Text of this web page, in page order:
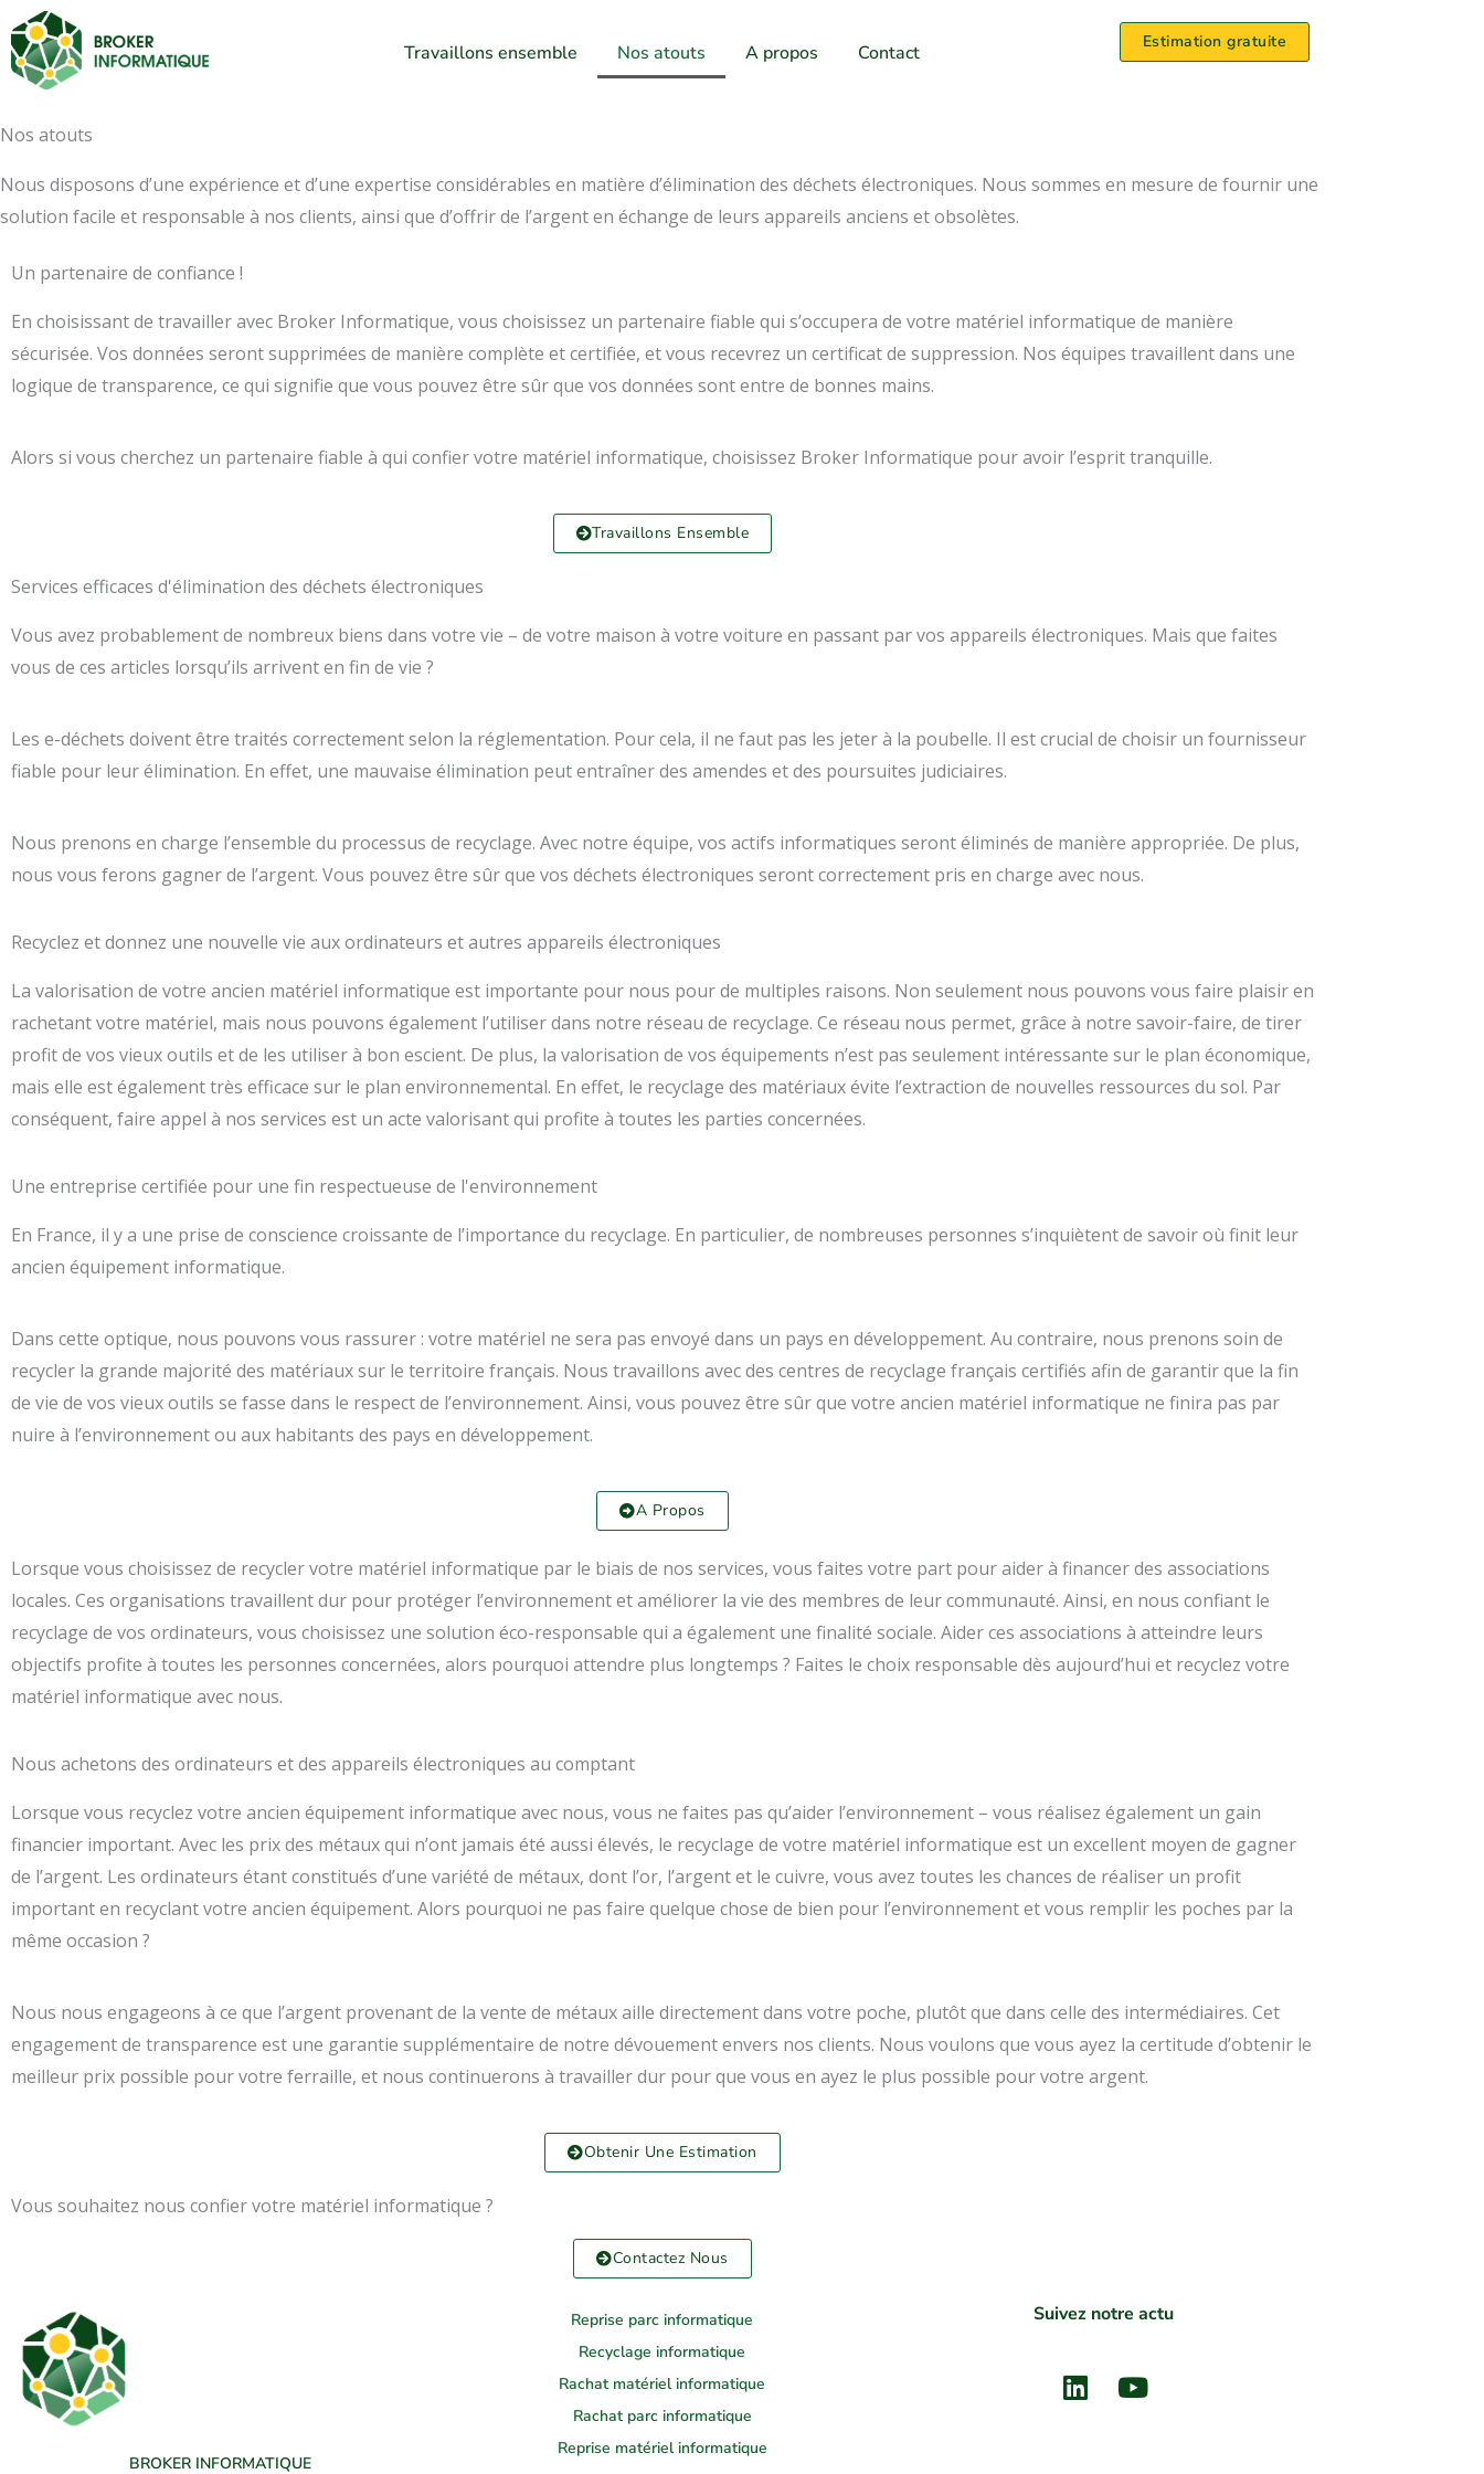
Aller
au
contenu
Travaillons ensemble Nos atouts A propos Contact Estimation gratuite
Nos atouts
Nous disposons d’une expérience et d’une expertise considérables en matière d’élimination des déchets électroniques. Nous sommes en mesure de fournir une
solution facile et responsable à nos clients, ainsi que d’offrir de l’argent en échange de leurs appareils anciens et obsolètes.
Un partenaire de confiance !
En choisissant de travailler avec Broker Informatique, vous choisissez un partenaire fiable qui s’occupera de votre matériel informatique de manière
sécurisée. Vos données seront supprimées de manière complète et certifiée, et vous recevrez un certificat de suppression. Nos équipes travaillent dans une
logique de transparence, ce qui signifie que vous pouvez être sûr que vos données sont entre de bonnes mains.
Alors si vous cherchez un partenaire fiable à qui confier votre matériel informatique, choisissez Broker Informatique pour avoir l’esprit tranquille.
Travaillons Ensemble
Services efficaces d'élimination des déchets électroniques
Vous avez probablement de nombreux biens dans votre vie – de votre maison à votre voiture en passant par vos appareils électroniques. Mais que faites
vous de ces articles lorsqu’ils arrivent en fin de vie ?
Les e-déchets doivent être traités correctement selon la réglementation. Pour cela, il ne faut pas les jeter à la poubelle. Il est crucial de choisir un fournisseur
fiable pour leur élimination. En effet, une mauvaise élimination peut entraîner des amendes et des poursuites judiciaires.
Nous prenons en charge l’ensemble du processus de recyclage. Avec notre équipe, vos actifs informatiques seront éliminés de manière appropriée. De plus,
nous vous ferons gagner de l’argent. Vous pouvez être sûr que vos déchets électroniques seront correctement pris en charge avec nous.
Recyclez et donnez une nouvelle vie aux ordinateurs et autres appareils électroniques
La valorisation de votre ancien matériel informatique est importante pour nous pour de multiples raisons. Non seulement nous pouvons vous faire plaisir en
rachetant votre matériel, mais nous pouvons également l’utiliser dans notre réseau de recyclage. Ce réseau nous permet, grâce à notre savoir-faire, de tirer
profit de vos vieux outils et de les utiliser à bon escient. De plus, la valorisation de vos équipements n’est pas seulement intéressante sur le plan économique,
mais elle est également très efficace sur le plan environnemental. En effet, le recyclage des matériaux évite l’extraction de nouvelles ressources du sol. Par
conséquent, faire appel à nos services est un acte valorisant qui profite à toutes les parties concernées.
Une entreprise certifiée pour une fin respectueuse de l'environnement
En France, il y a une prise de conscience croissante de l’importance du recyclage. En particulier, de nombreuses personnes s’inquiètent de savoir où finit leur
ancien équipement informatique.
Dans cette optique, nous pouvons vous rassurer : votre matériel ne sera pas envoyé dans un pays en développement. Au contraire, nous prenons soin de
recycler la grande majorité des matériaux sur le territoire français. Nous travaillons avec des centres de recyclage français certifiés afin de garantir que la fin
de vie de vos vieux outils se fasse dans le respect de l’environnement. Ainsi, vous pouvez être sûr que votre ancien matériel informatique ne finira pas par
nuire à l’environnement ou aux habitants des pays en développement.
A Propos
Lorsque vous choisissez de recycler votre matériel informatique par le biais de nos services, vous faites votre part pour aider à financer des associations
locales. Ces organisations travaillent dur pour protéger l’environnement et améliorer la vie des membres de leur communauté. Ainsi, en nous confiant le
recyclage de vos ordinateurs, vous choisissez une solution éco-responsable qui a également une finalité sociale. Aider ces associations à atteindre leurs
objectifs profite à toutes les personnes concernées, alors pourquoi attendre plus longtemps ? Faites le choix responsable dès aujourd’hui et recyclez votre
matériel informatique avec nous.
Nous achetons des ordinateurs et des appareils électroniques au comptant
Lorsque vous recyclez votre ancien équipement informatique avec nous, vous ne faites pas qu’aider l’environnement – vous réalisez également un gain
financier important. Avec les prix des métaux qui n’ont jamais été aussi élevés, le recyclage de votre matériel informatique est un excellent moyen de gagner
de l’argent. Les ordinateurs étant constitués d’une variété de métaux, dont l’or, l’argent et le cuivre, vous avez toutes les chances de réaliser un profit
important en recyclant votre ancien équipement. Alors pourquoi ne pas faire quelque chose de bien pour l’environnement et vous remplir les poches par la
même occasion ?
Nous nous engageons à ce que l’argent provenant de la vente de métaux aille directement dans votre poche, plutôt que dans celle des intermédiaires. Cet
engagement de transparence est une garantie supplémentaire de notre dévouement envers nos clients. Nous voulons que vous ayez la certitude d’obtenir le
meilleur prix possible pour votre ferraille, et nous continuerons à travailler dur pour que vous en ayez le plus possible pour votre argent.
Obtenir Une Estimation
Vous souhaitez nous confier votre matériel informatique ?
Contactez Nous
BROKER INFORMATIQUE
Reprise parc informatique
Recyclage informatique
Rachat matériel informatique
Rachat parc informatique
Reprise matériel informatique
Suivez notre actu
LinkedinYoutube